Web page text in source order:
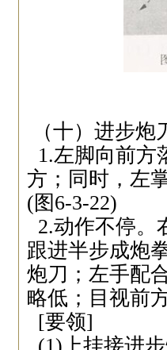
（十） 进步炮
1.左脚向前方
方；同时，左
(图 6-3-22)
2.动作不停。
跟进半步成炮
炮刀；左手配
略低；目视前
[要领]